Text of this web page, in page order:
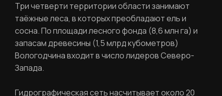
Три четверти территории области занимают
таёжные леса, в которых преобладают ель и
сосна. По площади лесного фонда (8,6 млн га) и
запасам древесины (1,5 млрд кубометров)
Вологодчина входит в число лидеров Северо-
Запада.
Гидрографическая сеть насчитывает около 20
Вход в личный кабинет